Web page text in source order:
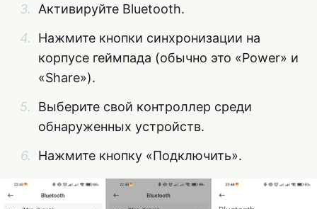
Активируйте Bluetooth.
Нажмите кнопки синхронизации на
корпусе геймпада (обычно это «Power» и
«Share»).
Выберите свой контроллер среди
обнаруженных устройств.
Нажмите кнопку «Подключить».